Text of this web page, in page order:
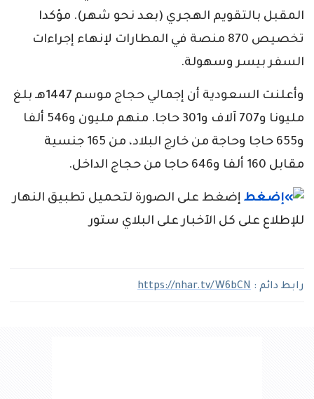
المقبل بالتقويم الهجري (بعد نحو شهر). مؤكدا
تخصيص 870 منصة في المطارات لإنهاء إجراءات
السفر بيسر وسهولة.
وأعلنت السعودية أن إجمالي حجاج موسم 1447هـ بلغ
مليونا و707 آلاف و301 حاجا. منهم مليون و546 ألفا
و655 حاجا وحاجة من خارج البلاد، من 165 جنسية
مقابل 160 ألفا و646 حاجا من حجاج الداخل.
إضغط على الصورة لتحميل تطبيق النهار
للإطلاع على كل الآخبار على البلاي ستور
رابط دائم : https://nhar.tv/W6bCN